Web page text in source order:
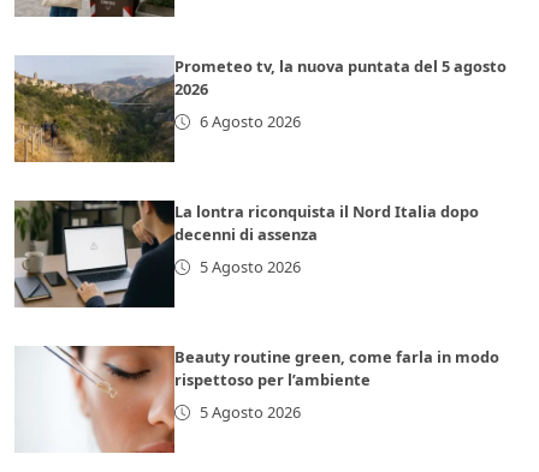
Prometeo tv, la nuova puntata del 5 agosto
2026
6 Agosto 2026
La lontra riconquista il Nord Italia dopo
decenni di assenza
5 Agosto 2026
Beauty routine green, come farla in modo
rispettoso per l’ambiente
5 Agosto 2026